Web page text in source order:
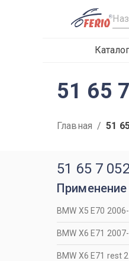
R
Каталог
51 65
Главная / 51
51 65 7
Применение
BMW X5 Е70
BMW X6 Е71
BMW X6 Е71 rest